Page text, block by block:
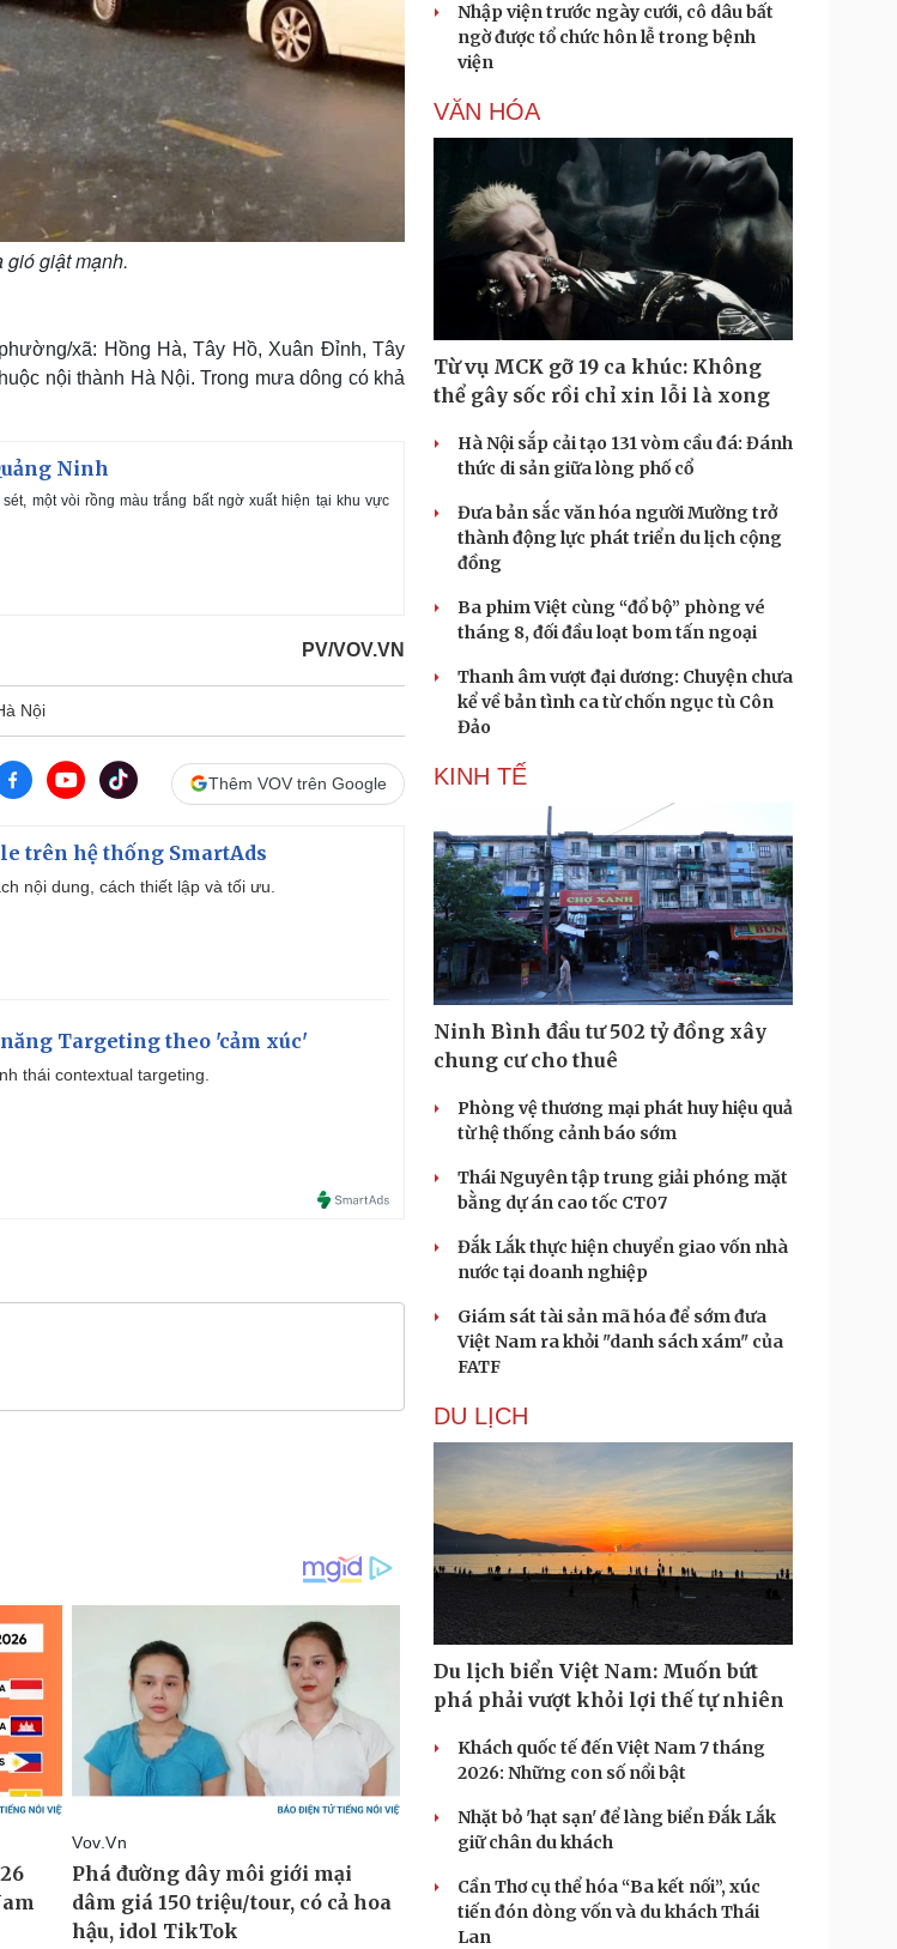
gió giật mạnh.
xã: Hồng Hà, Tây Hồ, Xuân Đỉnh, Tây
nội thành Hà Nội. Trong mưa dông có khả
Ninh
một vòi rồng màu trắng bất ngờ xuất hiện tại khu vực
PV/VOV.VN
Nội
Thêm VOV trên Google
trên hệ thống SmartAds
nội dung, cách thiết lập và tối ưu.
Targeting theo 'cảm xúc'
thái contextual targeting.
Nhập viện trước ngày cưới, cô dâu bất
ngờ được tổ chức hôn lễ trong bệnh
viện
VĂN HÓA
Từ vụ MCK gỡ 19 ca khúc: Không
thể gây sốc rồi chỉ xin lỗi là xong
Hà Nội sắp cải tạo 131 vòm cầu đá: Đánh
thức di sản giữa lòng phố cổ
Đưa bản sắc văn hóa người Mường trở
thành động lực phát triển du lịch cộng
đồng
Ba phim Việt cùng “đổ bộ” phòng vé
tháng 8, đối đầu loạt bom tấn ngoại
Thanh âm vượt đại dương: Chuyện chưa
kể về bản tình ca từ chốn ngục tù Côn
Đảo
KINH TẾ
Ninh Bình đầu tư 502 tỷ đồng xây
chung cư cho thuê
Phòng vệ thương mại phát huy hiệu quả
từ hệ thống cảnh báo sớm
Thái Nguyên tập trung giải phóng mặt
bằng dự án cao tốc CT07
Đắk Lắk thực hiện chuyển giao vốn nhà
nước tại doanh nghiệp
Giám sát tài sản mã hóa để sớm đưa
Việt Nam ra khỏi "danh sách xám" của
FATF
DU LỊCH
Du lịch biển Việt Nam: Muốn bứt
phá phải vượt khỏi lợi thế tự nhiên
Khách quốc tế đến Việt Nam 7 tháng
2026: Những con số nổi bật
Nhặt bỏ 'hạt sạn' để làng biển Đắk Lắk
giữ chân du khách
Cần Thơ cụ thể hóa “Ba kết nối”, xúc
tiến đón dòng vốn và du khách Thái
Lan